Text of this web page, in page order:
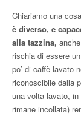
Chiariamo una
è diverso, e
alla tazzina,
rischia di essere
po’ di caffè lavato
riconoscibile dalla
una volta lavato,
rimane incollata)